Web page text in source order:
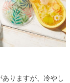
りますが、冷やし